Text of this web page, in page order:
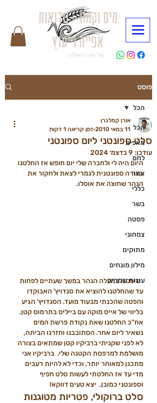
מים וקמח - סדנאות
אפייה וייעוץ
של אורן האופה
פוסט
הכל
מאפים
לחם
אחר
כללי
בשר
פסטה
צמחוני
מתוקים
מילון מונחים
עוגות שמרים
הכל
סלט ספונטני ליום ספונטני
אורן קמלגרן
11 במאי 2010
זמן קריאה 1 דקות
עודכן: 9 בדצמ׳ 2024
היום היה לי ולחברה שלי יום חופש אז החלטנו
בצורה ספונטנית לגמרי לצאת ולחקור את
הנהר שחוצה את אוסלו.
  טיפסנו במעלה הנהר במשך שעתיים לפחות
עד שהחלטנו להוציא את סנדויץ' האבוקדו
והפטה שהכנתי מבעוד מועד. הסנדויץ' הגיע
בליווי של אייס מוקה עם בייליס בתרמוס קטן.
אח"כ החלטנו שאת נקודת פרשת המים
נשאיר ליום אחר. הסתובבנו וחזרנו הביתה,
לא לפני שקניתי ברביקיו קטן שמתאים בצורה
מושלמת למרפסת הקטנה שלי.  ברביקיו אני
מתכנן למאוחר יותר, וכדי לא להיות רעבים
מדי עד אז החלטתי לעשות סלט חפיף
וספונטני כמובן.  יצא טעים דווקא!
סלט ברוקולי, פטריות מטוגנות